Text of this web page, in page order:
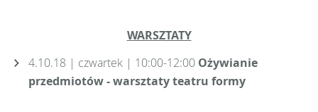
WARSZTATY
4.10.18 | czwartek | 10:00-12:00 Ożywianie
przedmiotów - warsztaty teatru formy